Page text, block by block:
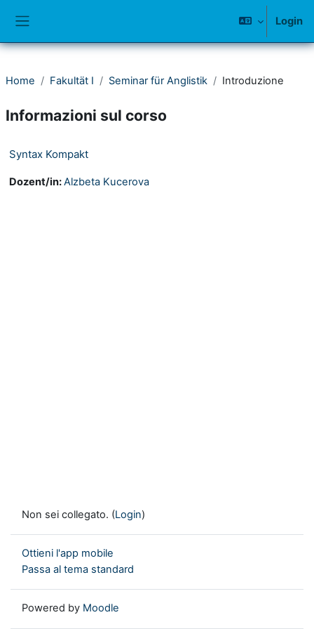
Login
Home Fakultät I Seminar für Anglistik Introduzione
Informazioni sul corso
Syntax Kompakt
Dozent/in:Alzbeta Kucerova
Non sei collegato. (Login)
Ottieni l'app mobile
Passa al tema standard
Powered by Moodle